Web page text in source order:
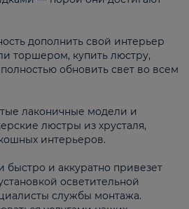
дополнить свой интерьер
торшером, купить люстру,
обновить свет во всем
лаконичные модели и
люстры из хрусталя,
интерьеров.
быстро и аккуратно привезет
осветительной
службы монтажа.